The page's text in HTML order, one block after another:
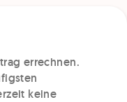
errechnen.
keine